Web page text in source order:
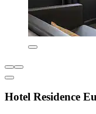
Hotel Residence